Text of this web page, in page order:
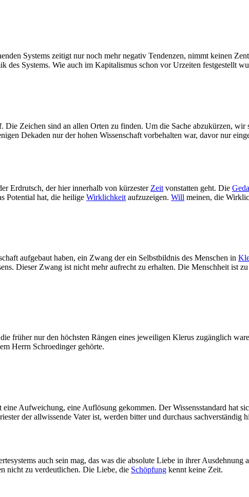
Systems zeitigt nur noch mehr negativ Tendenzen, nimmt keinen
des Systems. Wie auch im Kapitalismus schon vor Urzeiten festgestellt
Die Zeichen sind an allen Orten zu finden. Um die Sache abzukürzen, wir
Dekaden nur der hohen Wissenschaft vorbehalten war, davor nur
Erdrutsch, der hier innerhalb von kürzester Zeit vonstatten geht. Die
Potential hat, die heilige Wirklichkeit aufzuzeigen. Will meinen, die
aufgebaut haben, ein Zwang der ein Selbstbildnis des Menschen in
Dieser Zwang ist nicht mehr aufrecht zu erhalten. Die Menschheit ist
früher nur den höchsten Rängen eines jeweiligen Klerus zugänglich
Herrn Schroedinger gehörte.
eine Aufweichung, eine Auflösung gekommen. Der Wissensstandard hat
der allwissende Vater ist, werden bitter und durchaus sachverständig
auch sein mag, das was die absolute Liebe in ihrer Ausdehnung
nicht zu verdeutlichen. Die Liebe, die Schöpfung kennt keine Zeit.